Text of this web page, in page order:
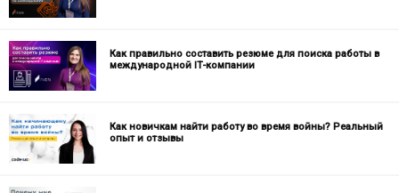
Как правильно составить резюме для поиска работы в
международной IT-компании
Как новичкам найти работу во время войны? Реальный
опыт и отзывы